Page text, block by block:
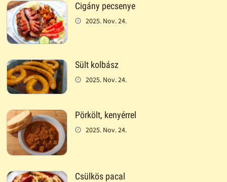
Cigány pecsenye
2025. Nov. 24.
Sült kolbász
2025. Nov. 24.
Pörkölt, kenyérrel
2025. Nov. 24.
Csülkös pacal